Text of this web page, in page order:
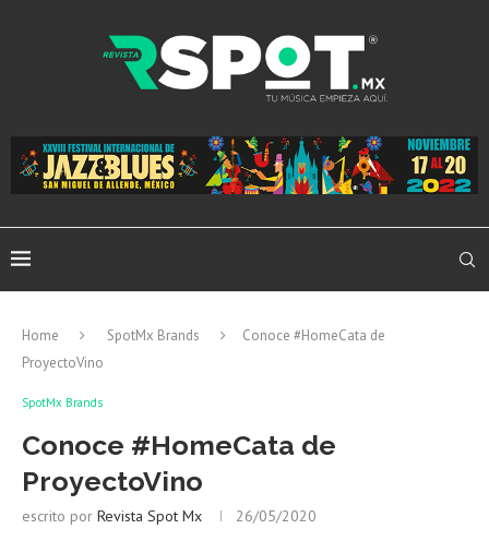
Home SpotMx Brands
Conoce #HomeCata de
ProyectoVino
SpotMx Brands
Conoce #HomeCata de
ProyectoVino
escrito por Revista Spot Mx 26/05/2020